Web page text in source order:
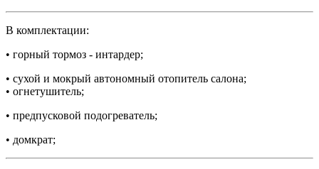
В комплектации:
• горный тормоз - интардер;
• сухой и мокрый автономный отопитель салона;
• огнетушитель;
• предпусковой подогреватель;
• домкрат;